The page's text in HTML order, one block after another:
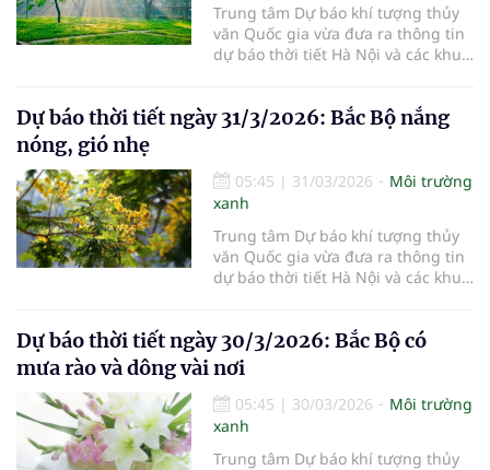
Trung tâm Dự báo khí tượng thủy
văn Quốc gia vừa đưa ra thông tin
dự báo thời tiết Hà Nội và các khu
Dự báo thời tiết ngày 31/3/2026: Bắc Bộ nắng
nóng, gió nhẹ
05:45 | 31/03/2026
Môi trường
xanh
Trung tâm Dự báo khí tượng thủy
văn Quốc gia vừa đưa ra thông tin
dự báo thời tiết Hà Nội và các khu
Dự báo thời tiết ngày 30/3/2026: Bắc Bộ có
mưa rào và dông vài nơi
05:45 | 30/03/2026
Môi trường
xanh
Trung tâm Dự báo khí tượng thủy